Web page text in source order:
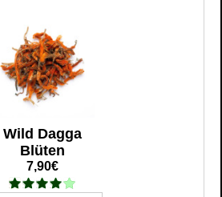
Wild Dagga
Blüten
7,90€